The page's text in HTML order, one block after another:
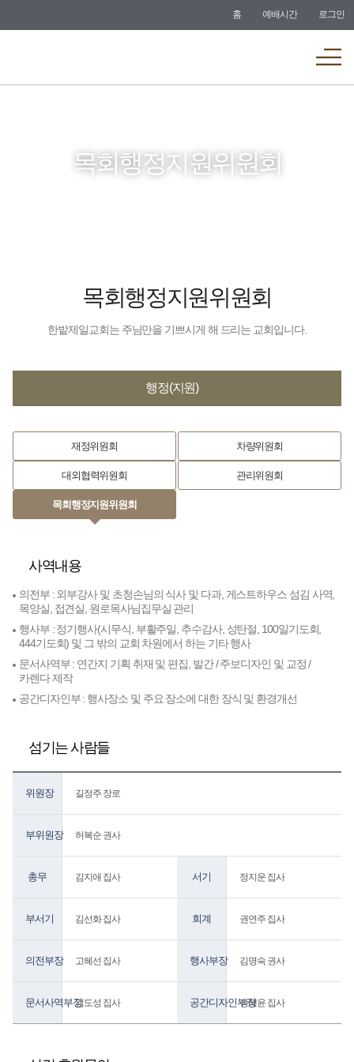
홈 예배시간 로그인
목회행정지원위원회
목회행정지원위원회
한밭제일교회는 주님만을 기쁘시게 해 드리는 교회입니다.
행정(지원)
재정위원회 차량위원회
대외협력위원회 관리위원회
목회행정지원위원회
사역내용
의전부 : 외부강사 및 초청손님의 식사 및 다과, 게스트하우스 섬김 사역,
목양실, 접견실, 원로목사님집무실 관리
행사부 : 정기행사(시무식, 부활주일, 추수감사, 성탄절, 100일기도회,
444기도회) 및 그 밖의 교회 차원에서 하는 기타 행사
문서사역부 : 연간지 기획 취재 및 편집, 발간 / 주보디자인 및 교정 /
카렌다 제작
공간디자인부 : 행사장소 및 주요 장소에 대한 장식 및 환경개선
섬기는 사람들
위원장 길정주 장로
부위원장 허복순 권사
총무 김지애 집사 서기 정지운 집사
부서기 김선화 집사 회계 권연주 집사
의전부장 고혜선 집사 행사부장 김명숙 권사
문서사역부장김도성 집사 공간디자인부장정혜윤 집사